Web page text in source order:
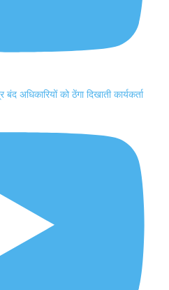
अधिकारियों को ठेंगा दिखाती कार्यकर्ता